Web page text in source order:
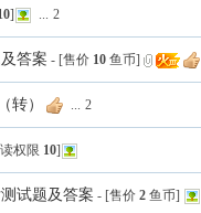
] ... 2
答案 - [售价 10 鱼币]
转） ... 2
权限 10]
试题及答案 - [售价2 鱼币]